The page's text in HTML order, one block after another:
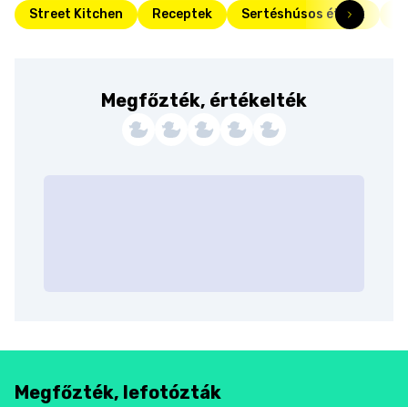
Street Kitchen Receptek Sertéshúsos ételek
Megfőzték, értékelték
Megfőzték, lefotózták